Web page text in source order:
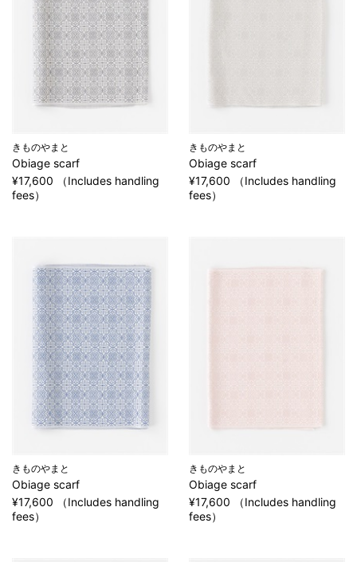
きものやまと
Obiage scarf
¥17,600 （Includes handling
fees）
きものやまと
Obiage scarf
¥17,600 （Includes handling
fees）
きものやまと
Obiage scarf
¥17,600 （Includes handling
fees）
きものやまと
Obiage scarf
¥17,600 （Includes handling
fees）